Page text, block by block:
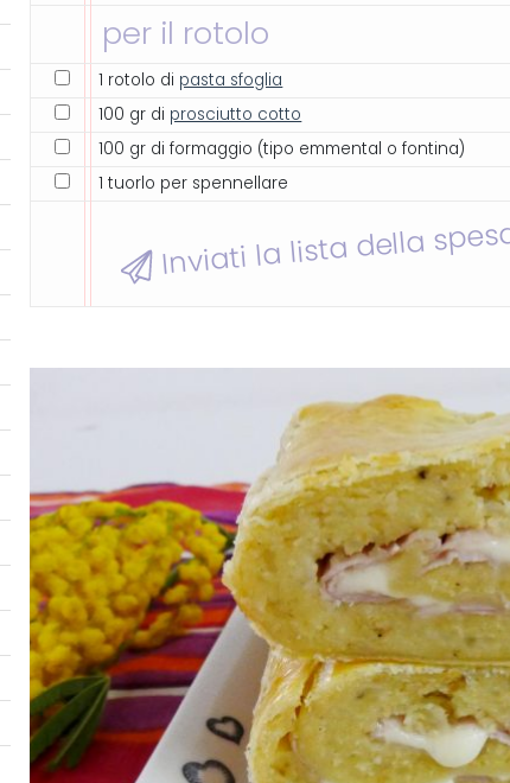
per il rotolo
1 rotolo di pasta sfoglia
100 gr di prosciutto cotto
100 gr di formaggio (tipo emmental o fontina)
1 tuorlo per spennellare
Inviati la lista della